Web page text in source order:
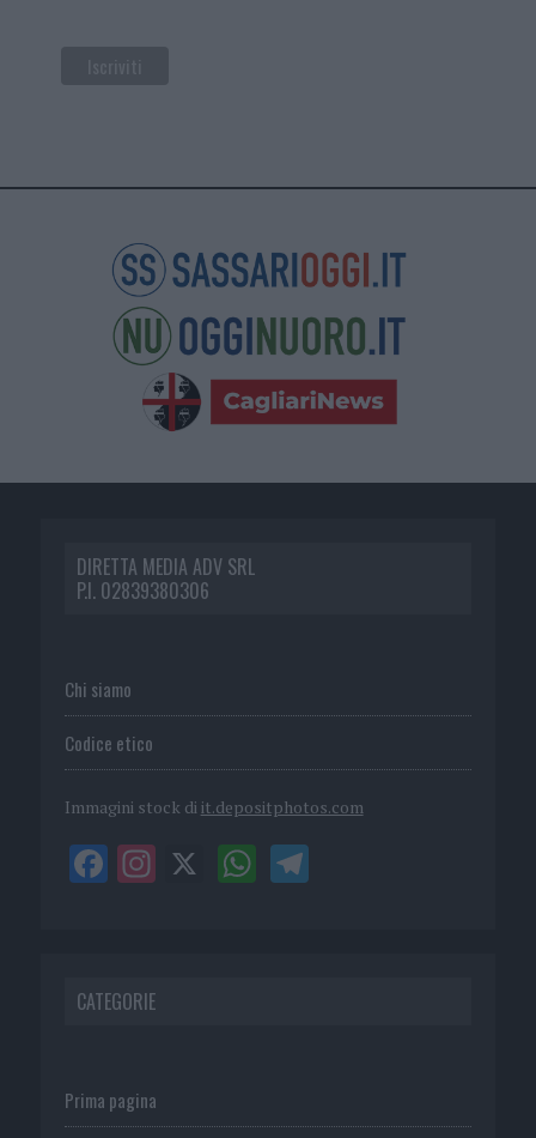
DIRETTA MEDIA ADV SRL
P.I. 02839380306
Chi siamo
Codice etico
Immagini stock di it.depositphotos.com
CATEGORIE
Prima pagina